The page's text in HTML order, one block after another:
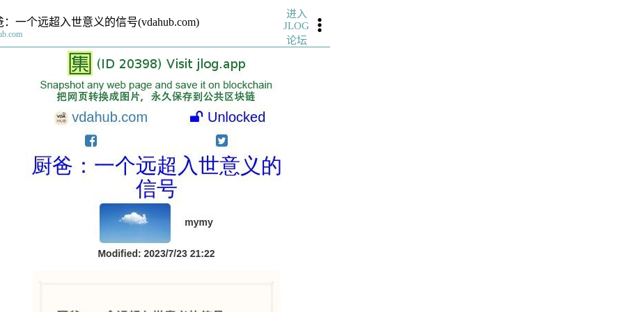
：一个远超入世意义的信号(vdahub.com)
进入
JLOG
论坛